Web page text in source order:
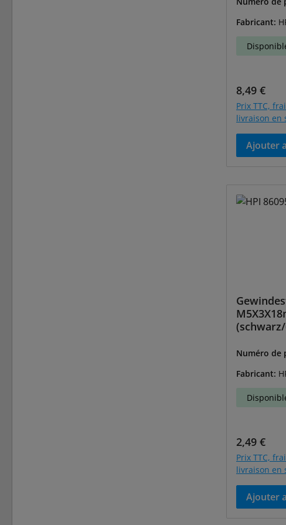
Fabricant:
Prix
8,49 €
Prix TTC,
livraison en
Ajouter
Numéro de
Fabricant:
Prix
2,49 €
Prix TTC,
livraison en
Ajouter